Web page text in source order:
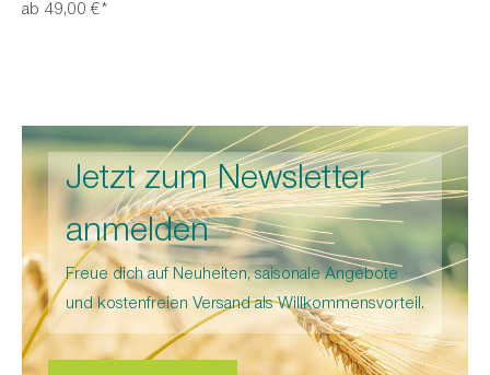
ab 49,00 €*
Jetzt zum Newsletter
anmelden
Freue dich auf Neuheiten, saisonale Angebote
und kostenfreien Versand als Willkommensvorteil.